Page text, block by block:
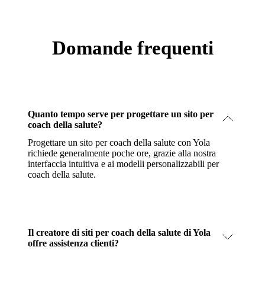
Domande frequenti
Quanto tempo serve per progettare un sito per
coach della salute?
Progettare un sito per coach della salute con Yola
richiede generalmente poche ore, grazie alla nostra
interfaccia intuitiva e ai modelli personalizzabili per
coach della salute.
Il creatore di siti per coach della salute di Yola
offre assistenza clienti?